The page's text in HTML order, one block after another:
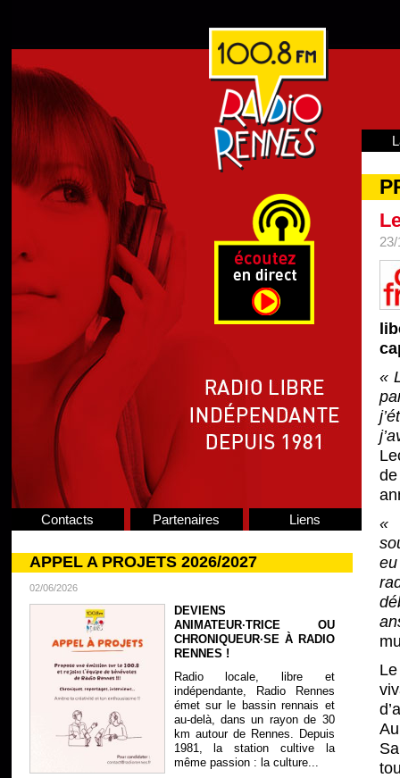
Contacts Partenaires Liens
APPEL A PROJETS 2026/2027
02/06/2026
DEVIENS
ANIMATEUR·TRICE OU
CHRONIQUEUR·SE À RADIO
RENNES !
Radio locale, libre et
indépendante, Radio Rennes
émet sur le bassin rennais et
au-delà, dans un rayon de 30
km autour de Rennes. Depuis
1981, la station cultive la
même passion : la culture...
«
«